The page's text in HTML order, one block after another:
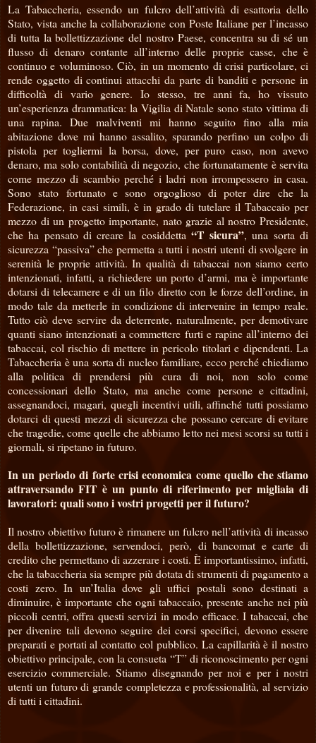
La Tabaccheria, essendo un fulcro dell’attività di esattoria dello
Stato, vista anche la collaborazione con Poste Italiane per l’incasso
di tutta la bollettizzazione del nostro Paese, concentra su di sé un
flusso di denaro contante all’interno delle proprie casse, che è
continuo e voluminoso. Ciò, in un momento di crisi particolare, ci
rende oggetto di continui attacchi da parte di banditi e persone in
difficoltà di vario genere. Io stesso, tre anni fa, ho vissuto
un’esperienza drammatica: la Vigilia di Natale sono stato vittima di
una rapina. Due malviventi mi hanno seguito fino alla mia
abitazione dove mi hanno assalito, sparando perfino un colpo di
pistola per togliermi la borsa, dove, per puro caso, non avevo
denaro, ma solo contabilità di negozio, che fortunatamente è servita
come mezzo di scambio perché i ladri non irrompessero in casa.
Sono stato fortunato e sono orgoglioso di poter dire che la
Federazione, in casi simili, è in grado di tutelare il Tabaccaio per
mezzo di un progetto importante, nato grazie al nostro Presidente,
che ha pensato di creare la cosiddetta “T sicura”, una sorta di
sicurezza “passiva” che permetta a tutti i nostri utenti di svolgere in
serenità le proprie attività. In qualità di tabaccai non siamo certo
intenzionati, infatti, a richiedere un porto d’armi, ma è importante
dotarsi di telecamere e di un filo diretto con le forze dell’ordine, in
modo tale da metterle in condizione di intervenire in tempo reale.
Tutto ciò deve servire da deterrente, naturalmente, per demotivare
quanti siano intenzionati a commettere furti e rapine all’interno dei
tabaccai, col rischio di mettere in pericolo titolari e dipendenti. La
Tabaccheria è una sorta di nucleo familiare, ecco perché chiediamo
alla politica di prendersi più cura di noi, non solo come
concessionari dello Stato, ma anche come persone e cittadini,
assegnandoci, magari, quegli incentivi utili, affinché tutti possiamo
dotarci di questi mezzi di sicurezza che possano cercare di evitare
che tragedie, come quelle che abbiamo letto nei mesi scorsi su tutti i
giornali, si ripetano in futuro.
In un periodo di forte crisi economica come quello che stiamo
attraversando FIT è un punto di riferimento per migliaia di
lavoratori: quali sono i vostri progetti per il futuro?
Il nostro obiettivo futuro è rimanere un fulcro nell’attività di incasso
della bollettizzazione, servendoci, però, di bancomat e carte di
credito che permettano di azzerare i costi. È importantissimo, infatti,
che la tabaccheria sia sempre più dotata di strumenti di pagamento a
costi zero. In un’Italia dove gli uffici postali sono destinati a
diminuire, è importante che ogni tabaccaio, presente anche nei più
piccoli centri, offra questi servizi in modo efficace. I tabaccai, che
per divenire tali devono seguire dei corsi specifici, devono essere
preparati e portati al contatto col pubblico. La capillarità è il nostro
obiettivo principale, con la consueta “T” di riconoscimento per ogni
esercizio commerciale. Stiamo disegnando per noi e per i nostri
utenti un futuro di grande completezza e professionalità, al servizio
di tutti i cittadini.